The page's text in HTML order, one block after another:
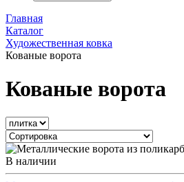
Главная
Каталог
Художественная ковка
Кованые ворота
Кованые ворота
В наличии